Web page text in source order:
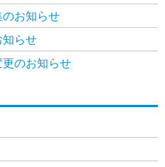
お知らせ
らせ
のお知らせ